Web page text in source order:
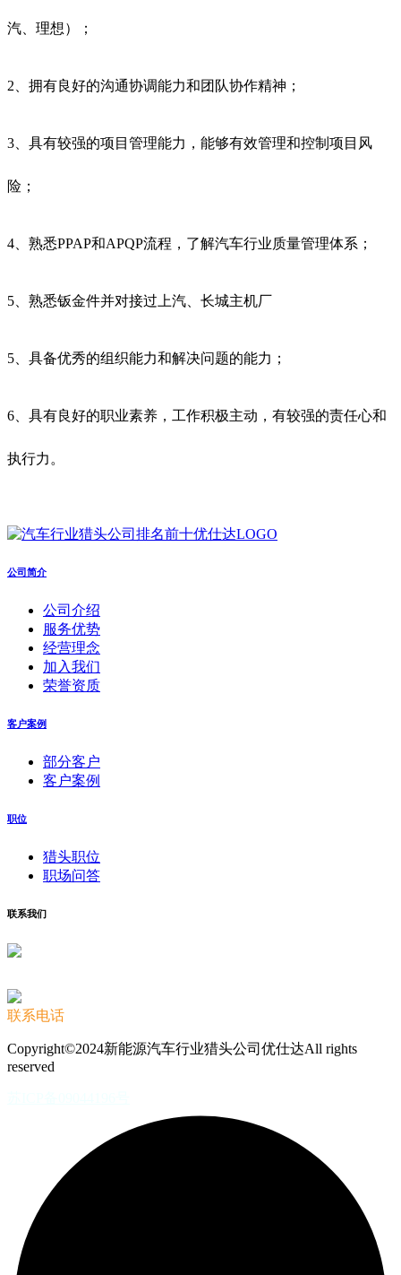
汽、理想）；
2、拥有良好的沟通协调能力和团队协作精神；
3、具有较强的项目管理能力，能够有效管理和控制项目风
险；
4、熟悉PPAP和APQP流程，了解汽车行业质量管理体系；
5、熟悉钣金件并对接过上汽、长城主机厂
5、具备优秀的组织能力和解决问题的能力；
6、具有良好的职业素养，工作积极主动，有较强的责任心和
执行力。
公司简介
公司介绍
服务优势
经营理念
加入我们
荣誉资质
客户案例
部分客户
客户案例
职位
猎头职位
职场问答
联系我们
联系电话
Copyright©2024新能源汽车行业猎头公司优仕达All rights
reserved